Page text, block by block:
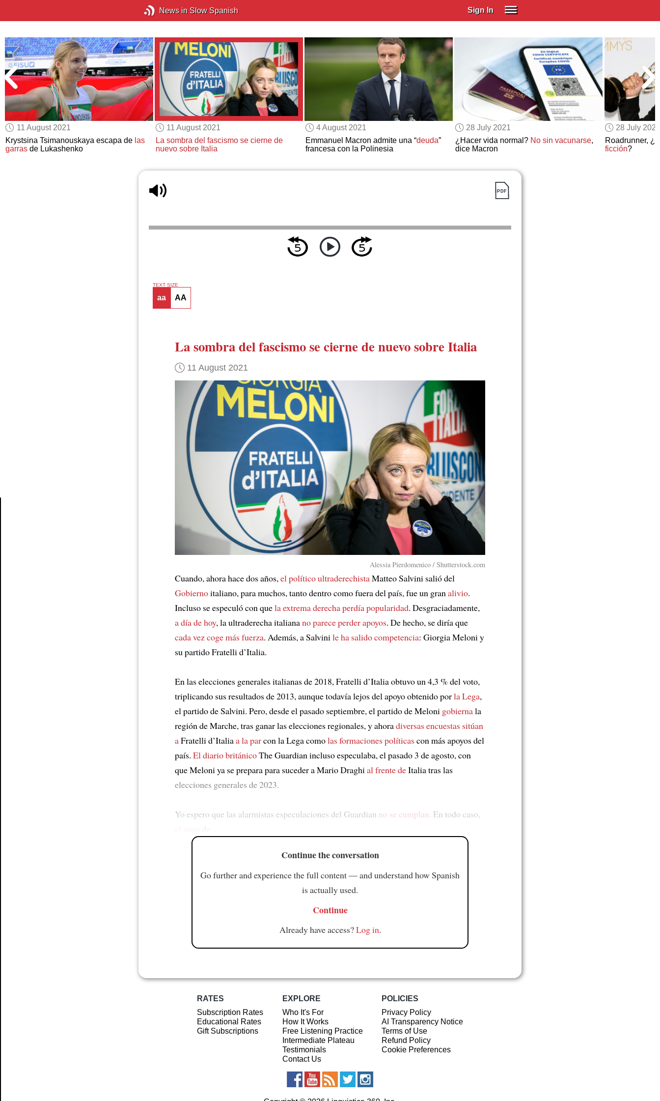
News in Slow Spanish Sign In
Spanish (Spain)
Spanish (Latino)
SUBSCRIBE
EDUCATIONAL LICENSES
GIFT CARDS
OTHER LANGUAGES
11 August 2021
Krystsina Tsimanouskaya escapa de las
garras de Lukashenko
11 August 2021
La sombra del fascismo se cierne de
nuevo sobre Italia
4 August 2021
Emmanuel Macron admite una “deuda”
francesa con la Polinesia
28 July 2021
¿Hacer vida normal? No sin vacunarse,
dice Macron
28 July
Roadrunner,
ficción?
TEXT SIZE
aa AA
La sombra del fascismo se cierne de nuevo sobre Italia
11 August 2021
Alessia Pierdomenico / Shutterstock.com
Cuando, ahora hace dos años, el político ultraderechistaMatteo Salvini salió del
Gobiernoitaliano, para muchos, tanto dentro como fuera del país, fue un gran alivio.
Incluso se especuló con quela extrema derecha perdía popularidad. Desgraciadamente,
a día de hoy, la ultraderecha italianano parece perder apoyos. De hecho, se diría que
cada vez coge más fuerza. Además, a Salvini le ha salido competencia: Giorgia Meloni y
su partido Fratelli d’Italia.
En las elecciones generales italianas de 2018, Fratelli d’Italia obtuvo un 4,3 % del voto,
triplicando sus resultados de 2013, aunque todavía lejos del apoyo obtenido porla Lega,
el partido de Salvini. Pero, desde el pasado septiembre, el partido de Meloni gobiernala
región de Marche, tras ganar las elecciones regionales, y ahoradiversas encuestas sitúan
aFratelli d’Italiaa la parcon la Lega comolas formaciones políticascon más apoyos del
país. El diario británicoThe Guardian incluso especulaba, el pasado 3 de agosto, con
que Meloni ya se prepara para suceder a Mario Draghi al frente deItalia tras las
elecciones generales de 2023.
Yo espero que las alarmistas especulaciones del Guardian no se cumplan. En todo caso,
Continue the conversation
Go further and experience the full content — and understand how Spanish
is actually used.
Continue
Already have access?Log in.
RATES
Subscription Rates
Educational Rates
Gift Subscriptions
EXPLORE
Who It's For
How It Works
Free Listening Practice
Intermediate Plateau
Testimonials
Contact Us
POLICIES
Privacy Policy
AI Transparency Notice
Terms of Use
Refund Policy
Cookie Preferences